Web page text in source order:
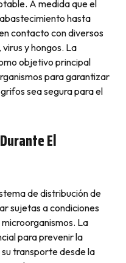
A medida que el
hasta
contacto con diversos
y hongos. La
objetivo principal
para garantizar
sea segura para el
El
de distribución de
sujetas a condiciones
La
para prevenir la
transporte desde la